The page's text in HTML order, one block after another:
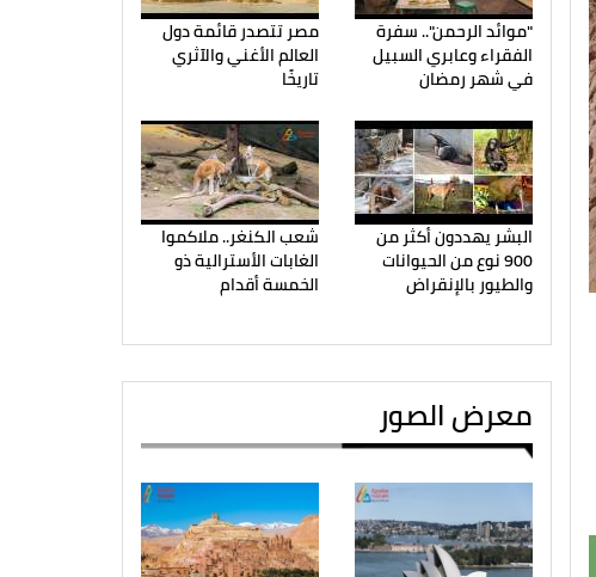
"موائد الرحمن".. سفرة
الفقراء وعابري السبيل
في شهر رمضان
مصر تتصدر قائمة دول
العالم الأغني والآثري
تاريخًا
البشر يهددون أكثر من
900 نوع من الحيوانات
والطيور بالإنقراض
شعب الكنغر.. ملاكموا
الغابات الأسترالية ذو
الخمسة أقدام
معرض الصور